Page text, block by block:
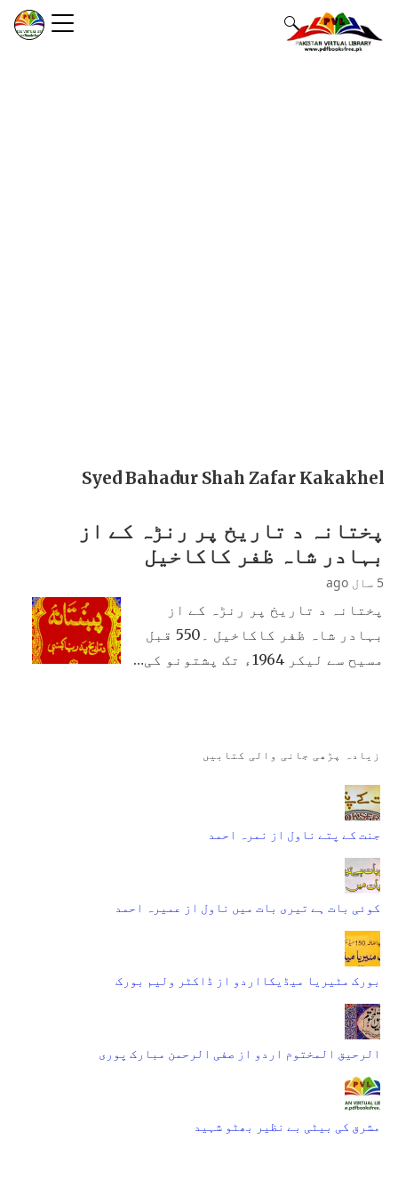
Syed Bahadur Shah Zafar Kakakhel
پختانہ د تاریخ پر رنڑہ کے از
بہادر شاہ ظفر کاکاخیل
5 سال ago
پختانہ د تاریخ پر رنڑہ کے از
بہادر شاہ ظفر کاکاخیل ۔550 قبل
مسیح سے لیکر 1964ء تک پشتونو کی…
زیادہ پڑھی جانی والی کتابیں
جنت کے پتے ناول از نمرہ احمد
کوئی بات ہے تیری بات میں ناول از عمیرہ احمد
بورک مٹیریا میڈیکااردو از ڈاکٹر ولیم بورک
الرحیق المختوم اردو از صفی الرحمن مبارک پوری
مشرق کی بیٹی بے نظیر بھٹو شہید